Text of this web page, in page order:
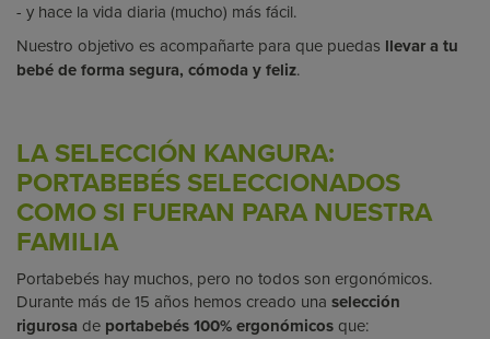
- y hace la vida diaria (mucho) más fácil.
Nuestro objetivo es acompañarte para que puedas llevar a tu
bebé de forma segura, cómoda y feliz.
LA SELECCIÓN KANGURA:
PORTABEBÉS SELECCIONADOS
COMO SI FUERAN PARA NUESTRA
FAMILIA
Portabebés hay muchos, pero no todos son ergonómicos.
Durante más de 15 años hemos creado una selección
rigurosa de portabebés 100% ergonómicos que: